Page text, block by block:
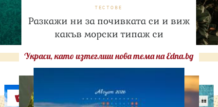
ТЕСТОВЕ
Разкажи ни за почивката си и виж
какъв морски типаж си
Украси, като изтеглиш нова тема на Edna.bg
Оферти